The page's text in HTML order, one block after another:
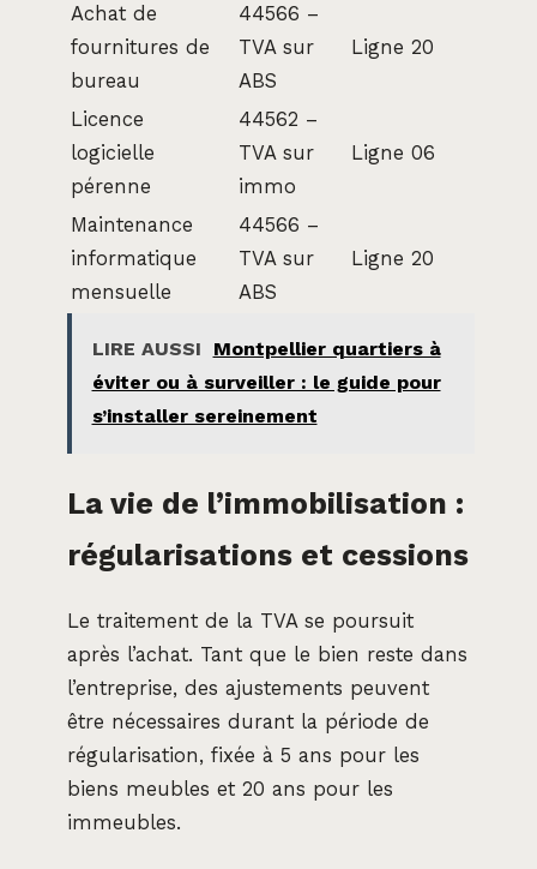
Achat de
fournitures de
bureau
44566 –
TVA sur
ABS
Ligne 20
Licence
logicielle
pérenne
44562 –
TVA sur
immo
Ligne 06
Maintenance
informatique
mensuelle
44566 –
TVA sur
ABS
Ligne 20
LIRE AUSSI
Montpellier quartiers à
éviter ou à surveiller : le guide pour
s’installer sereinement
La vie de l’immobilisation :
régularisations et cessions
Le traitement de la TVA se poursuit
après l’achat. Tant que le bien reste dans
l’entreprise, des ajustements peuvent
être nécessaires durant la période de
régularisation, fixée à 5 ans pour les
biens meubles et 20 ans pour les
immeubles.